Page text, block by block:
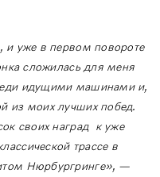
и уже в первом повороте
сложилась для меня
идущими машинами и,
из моих лучших побед.
своих наград к уже
трассе в
Нюрбургринге», —